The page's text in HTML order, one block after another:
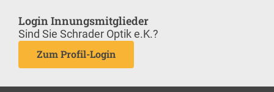
Login Innungsmitglieder
Sind Sie Schrader Optik e.K.?
Zum Profil-Login